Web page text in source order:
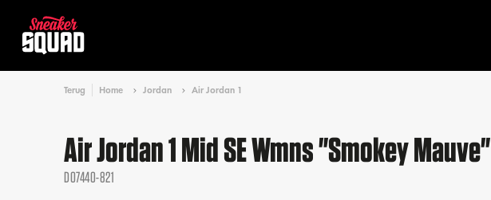
Terug Home Jordan Air Jordan 1
Air Jordan 1 Mid SE Wmns "Smokey Mauve"
DO7440-821